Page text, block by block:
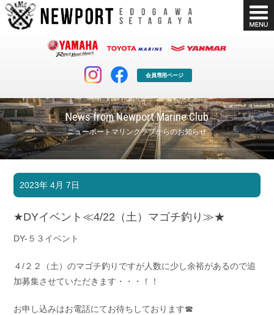
会員専用ページ
News from Newport Marine Club
ニューポートマリンクラブからのお知らせ
マリンクラブ
マリンライフを堪能したい！
ボート販売
ボート免許
長年の実績と信頼！
シースタイル
Sea-Style
Blog
お問い合わせ
2023年 4月 7日
★DYイベント≪4/22（土）マゴチ釣り≫★
DY-５３イベント
４/２２（土）のマゴチ釣りですが人数に少し余裕があるので追
加募集させていただきます・・・！！
お申し込みはお電話にてお待ちしております☎